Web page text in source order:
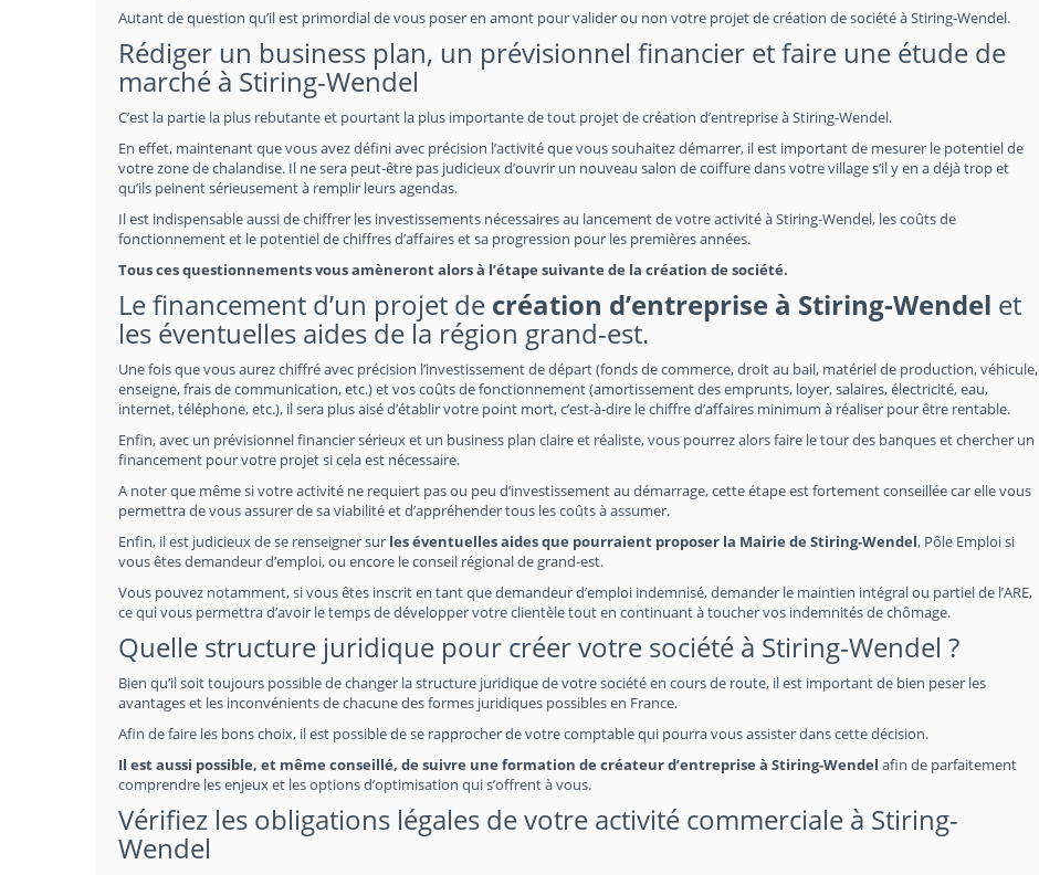
Autant de question qu’il est primordial de vous poser en amont pour valider ou non votre projet de création de société à Stiring-Wendel.
Rédiger un business plan, un prévisionnel financier et faire une étude de
marché à Stiring-Wendel
C’est la partie la plus rebutante et pourtant la plus importante de tout projet de création d’entreprise à Stiring-Wendel.
En effet, maintenant que vous avez défini avec précision l’activité que vous souhaitez démarrer, il est important de mesurer le potentiel de
votre zone de chalandise. Il ne sera peut-être pas judicieux d’ouvrir un nouveau salon de coiffure dans votre village s’il y en a déjà trop et
qu’ils peinent sérieusement à remplir leurs agendas.
Il est indispensable aussi de chiffrer les investissements nécessaires au lancement de votre activité à Stiring-Wendel, les coûts de
fonctionnement et le potentiel de chiffres d’affaires et sa progression pour les premières années.
Tous ces questionnements vous amèneront alors à l’étape suivante de la création de société.
Le financement d’un projet de création d’entreprise à Stiring-Wendel et
les éventuelles aides de la région grand-est.
Une fois que vous aurez chiffré avec précision l’investissement de départ (fonds de commerce, droit au bail, matériel de production, véhicule,
enseigne, frais de communication, etc.) et vos coûts de fonctionnement (amortissement des emprunts, loyer, salaires, électricité, eau,
internet, téléphone, etc.), il sera plus aisé d’établir votre point mort, c’est-à-dire le chiffre d’affaires minimum à réaliser pour être rentable.
Enfin, avec un prévisionnel financier sérieux et un business plan claire et réaliste, vous pourrez alors faire le tour des banques et chercher un
financement pour votre projet si cela est nécessaire.
A noter que même si votre activité ne requiert pas ou peu d’investissement au démarrage, cette étape est fortement conseillée car elle vous
permettra de vous assurer de sa viabilité et d’appréhender tous les coûts à assumer.
Enfin, il est judicieux de se renseigner sur les éventuelles aides que pourraient proposer la Mairie de Stiring-Wendel, Pôle Emploi si
vous êtes demandeur d’emploi, ou encore le conseil régional de grand-est.
Vous pouvez notamment, si vous êtes inscrit en tant que demandeur d’emploi indemnisé, demander le maintien intégral ou partiel de l’ARE,
ce qui vous permettra d’avoir le temps de développer votre clientèle tout en continuant à toucher vos indemnités de chômage.
Quelle structure juridique pour créer votre société à Stiring-Wendel ?
Bien qu’il soit toujours possible de changer la structure juridique de votre société en cours de route, il est important de bien peser les
avantages et les inconvénients de chacune des formes juridiques possibles en France.
Afin de faire les bons choix, il est possible de se rapprocher de votre comptable qui pourra vous assister dans cette décision.
Il est aussi possible, et même conseillé, de suivre une formation de créateur d’entreprise à Stiring-Wendel afin de parfaitement
comprendre les enjeux et les options d’optimisation qui s’offrent à vous.
Vérifiez les obligations légales de votre activité commerciale à Stiring-
Wendel